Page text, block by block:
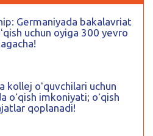
Germaniyada bakalavriat
uchun oyiga 300 yevro
kollej oʻquvchilari uchun
oʻqish imkoniyati; oʻqish
qoplanadi!